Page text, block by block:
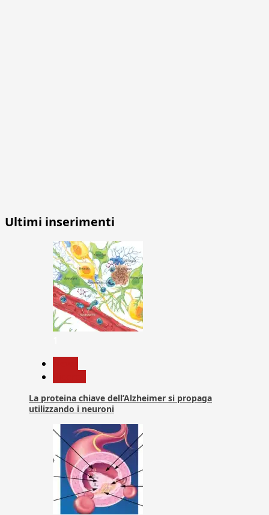
Ultimi inserimenti
La proteina chiave dell’Alzheimer si propaga
utilizzando i neuroni